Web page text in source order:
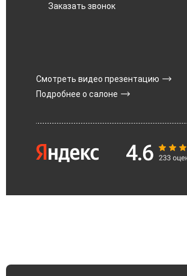
Заказать звонок
Смотреть видео презентацию
Подробнее о салоне